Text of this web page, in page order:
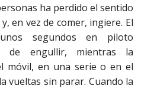
ha perdido el sentido
en vez de comer, ingiere. El
segundos en piloto
de engullir, mientras la
móvil, en una serie o en el
vueltas sin parar. Cuando la